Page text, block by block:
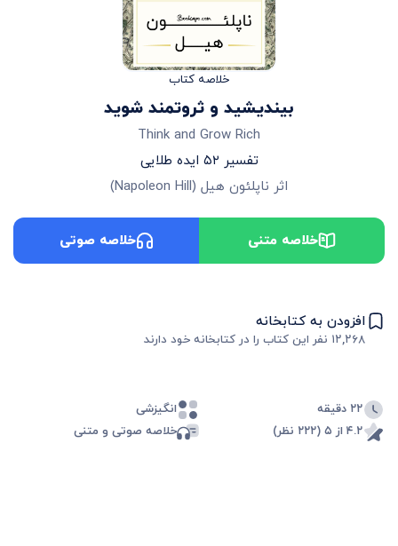
خلاصه کتاب
بیندیشید و ثروتمند شوید
Think and Grow Rich
تفسیر ۵۲ ایده طلایی
اثر ناپلئون هیل (
Napoleon Hill
)
خلاصه متنی خلاصه صوتی
افزودن به کتابخانه
۱۲,۲۶۸ نفر این کتاب را در کتابخانه خود دارند
۲۲ دقیقه
انگیزشی
۴.۲ از ۵ (۲۲۲ نظر)
خلاصه صوتی و متنی